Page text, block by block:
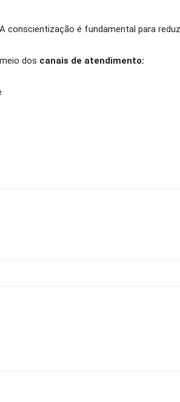
é fundamental para
dos canais de atendimento: